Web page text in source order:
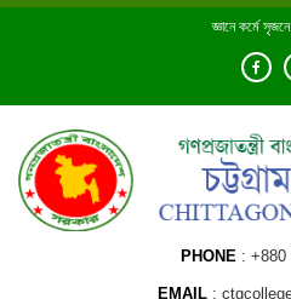
Skip
জ্ঞানে কর্মে
PHONE +880
EMAIL